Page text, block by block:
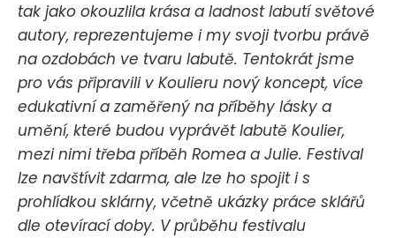
tak jako okouzlila krása a ladnost labutí světové
autory, reprezentujeme i my svoji tvorbu právě
na ozdobách ve tvaru labutě. Tentokrát jsme
pro vás připravili v Koulieru nový koncept, více
edukativní a zaměřený na příběhy lásky a
umění, které budou vyprávět labutě Koulier,
mezi nimi třeba příběh Romea a Julie. Festival
lze navštívit zdarma, ale lze ho spojit i s
prohlídkou sklárny, včetně ukázky práce sklářů
dle otevírací doby. V průběhu festivalu